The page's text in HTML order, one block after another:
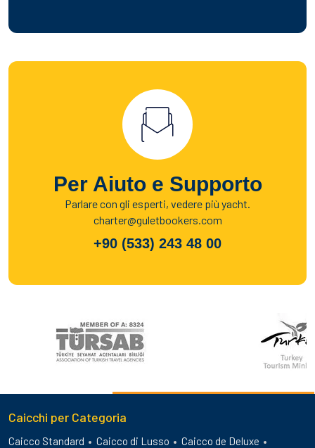
Per Aiuto e Supporto
Parlare con gli esperti, vedere più yacht.
charter@guletbookers.com
+90 (533) 243 48 00
Caicchi per Categoria
Caicco Standard Caicco di Lusso Caicco de Deluxe